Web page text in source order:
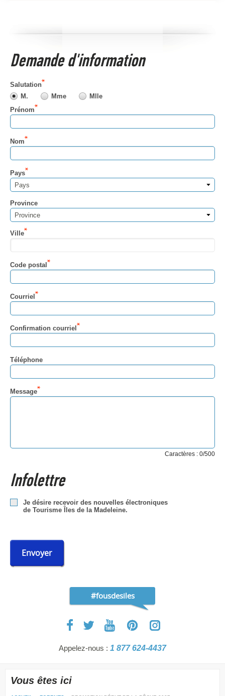
Demande d'information
Salutation
M.
Mme
Mlle
Prénom
Nom
Pays
Pays
Province
Province
Ville
Code postal
Courriel
Confirmation courriel
Téléphone
Message
Caractères : 0/500
Infolettre
Je désire recevoir des nouvelles électroniques
de Tourisme Îles de la Madeleine.
Envoyer
#fousdesiles
Appelez-nous : 1 877 624-4437
Vous êtes ici